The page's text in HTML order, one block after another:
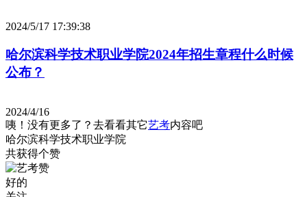
2024/5/17 17:39:38
哈尔滨科学技术职业学院2024年招生章程什么时候
公布？
2024/4/16
咦！没有更多了？去看看其它艺考内容吧
哈尔滨科学技术职业学院
共获得个赞
好的